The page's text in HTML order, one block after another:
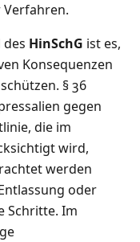
des HinSchG ist es,
Konsequenzen
§ 36
gegen
die im
wird,
werden
oder
Schritte. Im